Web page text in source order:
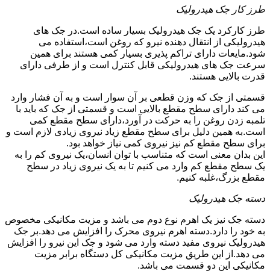
طرز کار جک هیدرولیک
طرز کارکرد یک جک هیدرولیک بسیار ساده است.در جک های
هیدرولیکی از انتقال دهنده نیرو که روغن است،استفاده می
شود.مایعات دارای تراکم پذیری بسیار کمی هستند برای همین
سرعت جک های هیدرولیکی قابل کنترل است و از طرفی دارای
قدرت بالایی هستند.
قسمتی از جک که وزن قطعی بر آن سوار است و به آن فشار وارد
می کند دارای سطح مقطع بالایی است و قسمتی از جک که باید با
تلمبه زدن روغن را به حرکت در آورد،دارای سطح مقطع کمی
است.به همین دلیل برای سطح مقطع زیاد نیروی زیادی لازم است و
برای سطح مقطع کم نیز نیروی کمی نیاز خواهد بود.
این بدان معنی است که متناسب با توان انسان،یک نیروی کم را به
یک سطح مقطع کم وارد می کنیم تا به یک نیروی زیاد در سطح
مقطع بزرگ،غلبه کنیم.
دسته جک هیدرولیک
دسته جک نیز یک اهرم نوع دوم می باشد و مزیت مکانیکی مخصوص
به خود را دارد.دسته اهرم نیروی محرک را افزایش می دهد.بر جک
هیدرولیک نیروی مفید دسته وارد می شود و جک این نیرو را افزایش
می دهد.از این طریق مزیت مکانیکی کل دستگاه برابر مزیت
مکانیکی این دو قسمت می باشد.